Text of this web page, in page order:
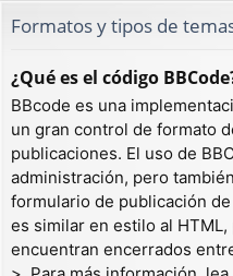
Formatos y tipos de
¿Qué es el código
BBcode es una
un gran control de formato
publicaciones. El uso de
administración, pero
formulario de publicación
es similar en estilo al
encuentran encerrados